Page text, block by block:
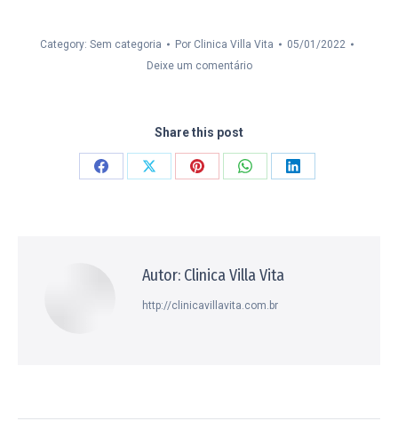
Category: Sem categoria Por Clinica Villa Vita
05/01/2022
Deixe um comentário
Share this post
CompartilharCompartilharCompartilharCompartilharCompartilhar
Autor: Clinica Villa Vita
http://clinicavillavita.com.br